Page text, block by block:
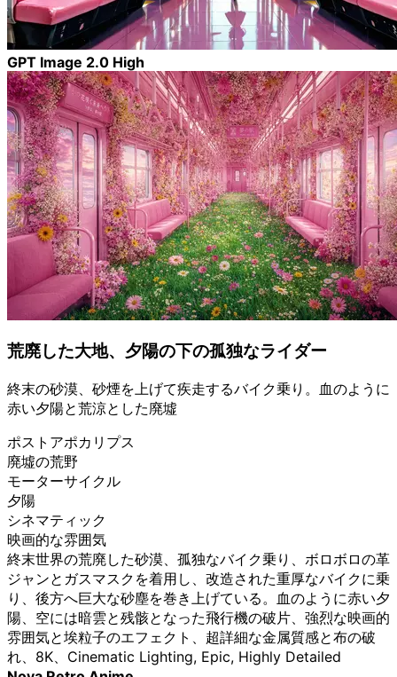
GPT Image 2.0 High
荒廃した大地、夕陽の下の孤独なライダー
終末の砂漠、砂煙を上げて疾走するバイク乗り。血のように
赤い夕陽と荒涼とした廃墟
ポストアポカリプス
廃墟の荒野
モーターサイクル
夕陽
シネマティック
映画的な雰囲気
終末世界の荒廃した砂漠、孤独なバイク乗り、ボロボロの革
ジャンとガスマスクを着用し、改造された重厚なバイクに乗
り、後方へ巨大な砂塵を巻き上げている。血のように赤い夕
陽、空には暗雲と残骸となった飛行機の破片、強烈な映画的
雰囲気と埃粒子のエフェクト、超詳細な金属質感と布の破
れ、8K、Cinematic Lighting, Epic, Highly Detailed